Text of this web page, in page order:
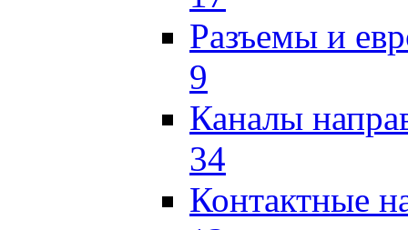
Разъемы и
9
Каналы
34
Контактные